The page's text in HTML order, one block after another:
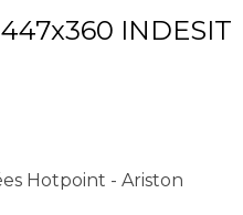
INDESIT
Hotpoint - Ariston